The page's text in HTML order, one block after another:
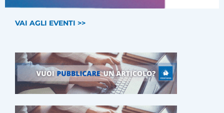
VAI AGLI EVENTI >>